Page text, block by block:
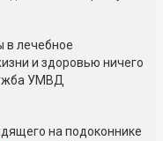
в лечебное
и здоровью ничего
УМВД
на подоконнике